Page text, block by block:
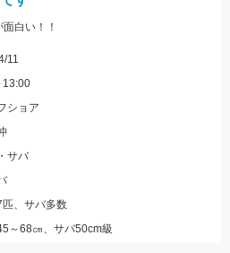
白い！！
11
13:00
ショア
サバ
匹、サバ多数
～68㎝、サバ50cm級